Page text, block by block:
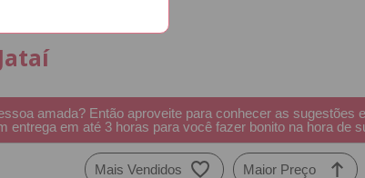
Manh
amada? Então aproveite para conhecer as sugestões
em até 3 horas para você fazer bonito na hora de
Maior Preço
Mais Vendidos